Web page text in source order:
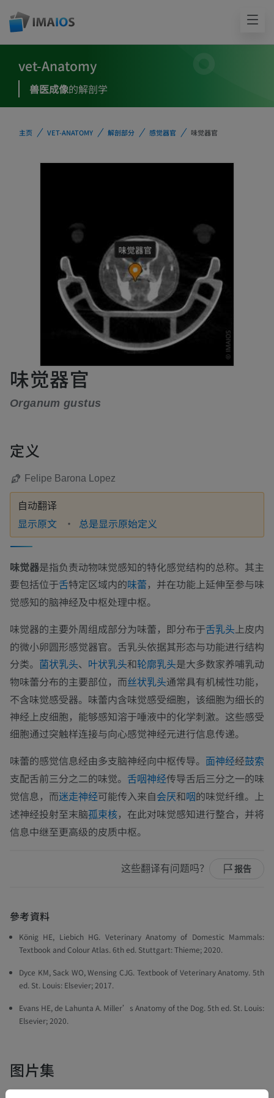
vet-Anatomy
兽医成像的解剖学
主页 VET-ANATOMY 解剖部分 感觉器官 味觉器官
味觉器官
Organum gustus
定义
Felipe Barona Lopez
自动翻译
显示原文 总是显示原始定义
味觉器是指负责动物味觉感知的特化感觉结构的总称。其主
要包括位于舌特定区域内的味蕾，并在功能上延伸至参与味
觉感知的脑神经及中枢处理中枢。
味觉器的主要外周组成部分为味蕾，即分布于舌乳头上皮内
的微小卵圆形感觉器官。舌乳头依据其形态与功能进行结构
分类。 菌状乳头、 叶状乳头和轮廓乳头是大多数家养哺乳动
物味蕾分布的主要部位，而丝状乳头通常具有机械性功能，
不含味觉感受器。味蕾内含味觉感受细胞，该细胞为细长的
神经上皮细胞，能够感知溶于唾液中的化学刺激。这些感受
细胞通过突触样连接与向心感觉神经元进行信息传递。
味蕾的感觉信息经由多支脑神经向中枢传导。 面神经经鼓索
支配舌前三分之二的味觉。 舌咽神经传导舌后三分之一的味
觉信息，而迷走神经可能传入来自会厌和咽的味觉纤维。上
述神经投射至末脑孤束核，在此对味觉感知进行整合，并将
信息中继至更高级的皮质中枢。
这些翻译有问题吗？ 报告
參考資料
König HE, Liebich HG. Veterinary Anatomy of Domestic Mammals:
Textbook and Colour Atlas. 6th ed. Stuttgart: Thieme; 2020.
Dyce KM, Sack WO, Wensing CJG. Textbook of Veterinary Anatomy. 5th
ed. St. Louis: Elsevier; 2017.
Evans HE, de Lahunta A. Miller’s Anatomy of the Dog. 5th ed. St. Louis:
Elsevier; 2020.
图片集